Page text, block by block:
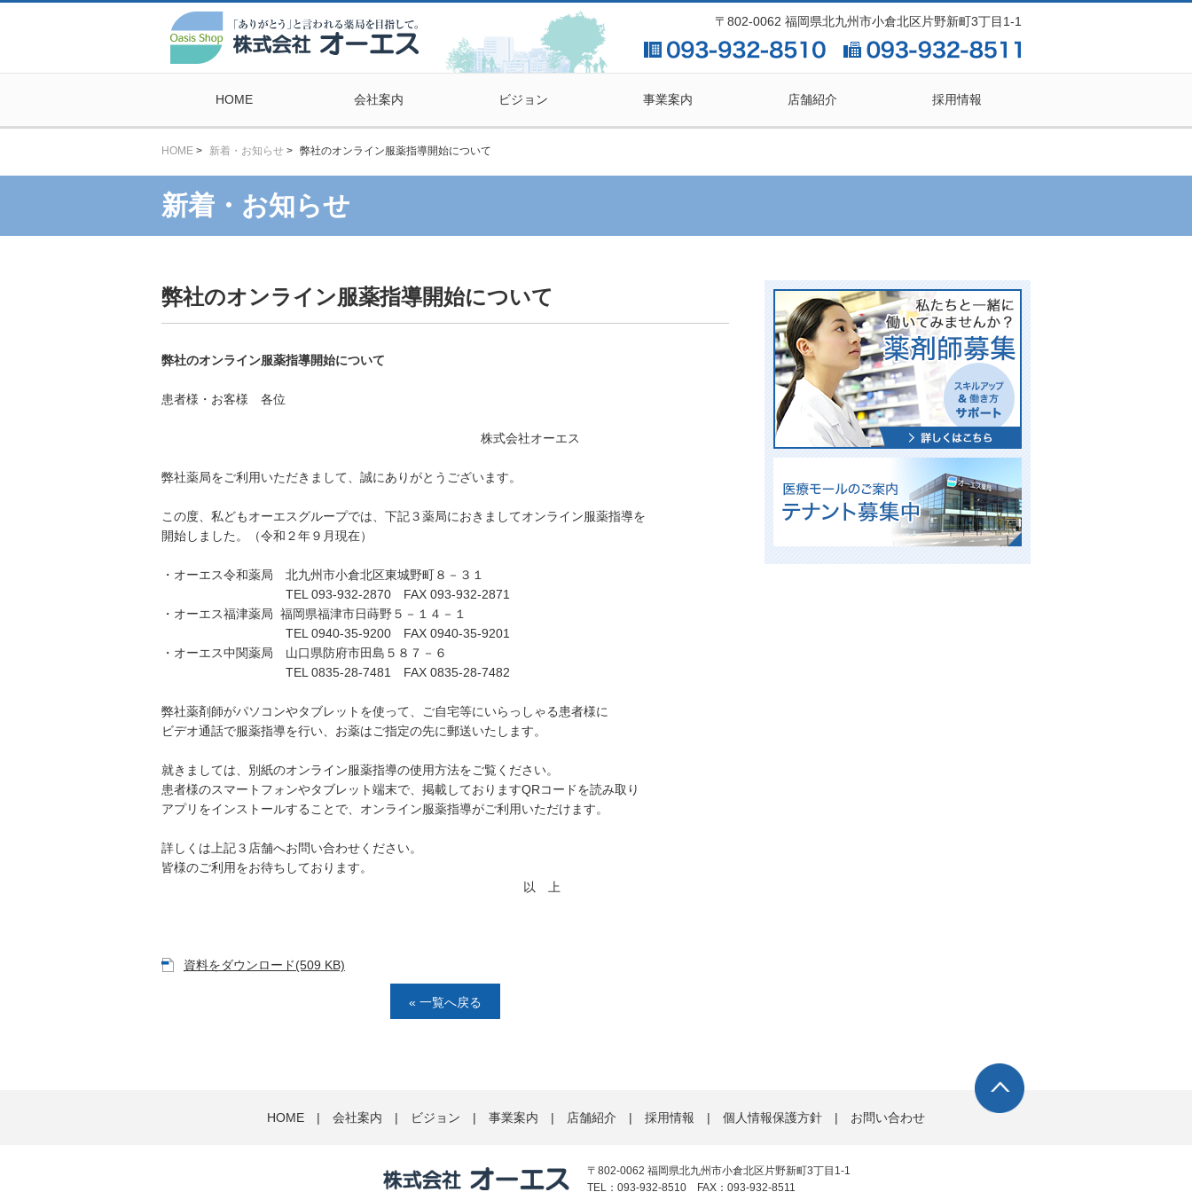
〒802-0062 福岡県北九州市小倉北区片野新町3丁目1-1
HOME 会社案内 ビジョン 事業案内 店舗紹介 採用情報
HOME > 新着・お知らせ > 弊社のオンライン服薬指導開始について
新着・お知らせ
弊社のオンライン服薬指導開始について
弊社のオンライン服薬指導開始について
患者様・お客様 各位
株式会社オーエス
弊社薬局をご利用いただきまして、誠にありがとうございます。
この度、私どもオーエスグループでは、下記３薬局におきましてオンライン服薬指導を
開始しました。（令和２年９月現在）
・オーエス令和薬局 北九州市小倉北区東城野町８－３１
TEL 093-932-2870 FAX 093-932-2871
・オーエス福津薬局 福岡県福津市日蒔野５－１４－１
TEL 0940-35-9200 FAX 0940-35-9201
・オーエス中関薬局 山口県防府市田島５８７－６
TEL 0835-28-7481 FAX 0835-28-7482
弊社薬剤師がパソコンやタブレットを使って、ご自宅等にいらっしゃる患者様に
ビデオ通話で服薬指導を行い、お薬はご指定の先に郵送いたします。
就きましては、別紙のオンライン服薬指導の使用方法をご覧ください。
患者様のスマートフォンやタブレット端末で、掲載しておりますQRコードを読み取り
アプリをインストールすることで、オンライン服薬指導がご利用いただけます。
詳しくは上記３店舗へお問い合わせください。
皆様のご利用をお待ちしております。
以 上
資料をダウンロード(509 KB)
« 一覧へ戻る
HOME | 会社案内 | ビジョン | 事業案内 | 店舗紹介 | 採用情報 | 個人情報保護方針 | お問い合わせ
〒802-0062 福岡県北九州市小倉北区片野新町3丁目1-1
TEL：093-932-8510 FAX：093-932-8511